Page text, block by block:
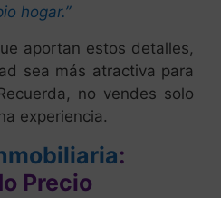
hogar.”
aportan estos detalles,
sea más atractiva para
no vendes solo
experiencia.
:
Precio